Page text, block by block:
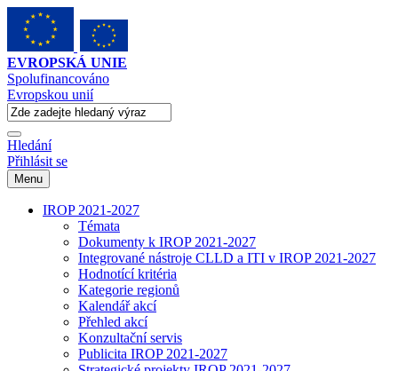
EVROPSKÁ UNIE
Spolufinancováno
Evropskou unií
Hledání
Přihlásit se
Menu
IROP 2021-2027
Témata
Dokumenty k IROP 2021-2027
Integrované nástroje CLLD a ITI v IROP 2021-2027
Hodnotící kritéria
Kategorie regionů
Kalendář akcí
Přehled akcí
Konzultační servis
Publicita IROP 2021-2027